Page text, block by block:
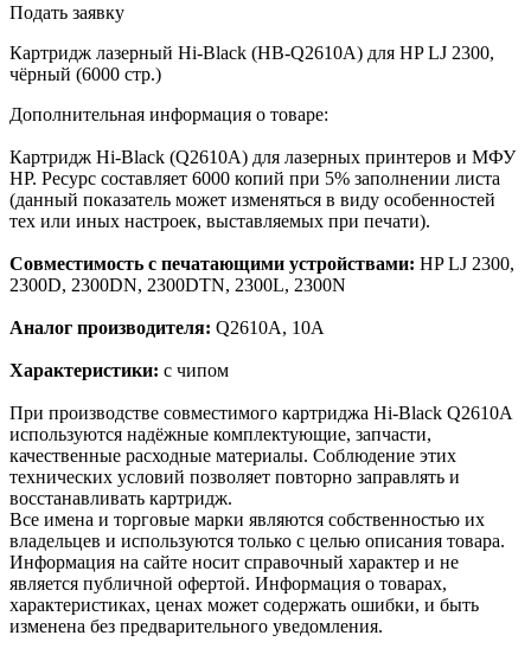
Подать заявку
Картридж лазерный Hi-Black (HB-Q2610A) для HP LJ 2300,
чёрный (6000 стр.)
Дополнительная информация о товаре:
Картридж Hi-Black (Q2610A) для лазерных принтеров и МФУ
HP. Ресурс составляет 6000 копий при 5% заполнении листа
(данный показатель может изменяться в виду особенностей
тех или иных настроек, выставляемых при печати).
Совместимость с печатающими устройствами: HP LJ 2300,
2300D, 2300DN, 2300DTN, 2300L, 2300N
Аналог производителя: Q2610A, 10A
Характеристики: с чипом
При производстве совместимого картриджа Hi-Black Q2610A
используются надёжные комплектующие, запчасти,
качественные расходные материалы. Соблюдение этих
технических условий позволяет повторно заправлять и
восстанавливать картридж.
Все имена и торговые марки являются собственностью их
владельцев и используются только с целью описания товара.
Информация на сайте носит справочный характер и не
является публичной офертой. Информация о товарах,
характеристиках, ценах может содержать ошибки, и быть
изменена без предварительного уведомления.